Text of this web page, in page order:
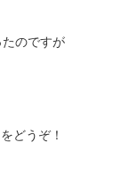
たのですが
どうぞ！